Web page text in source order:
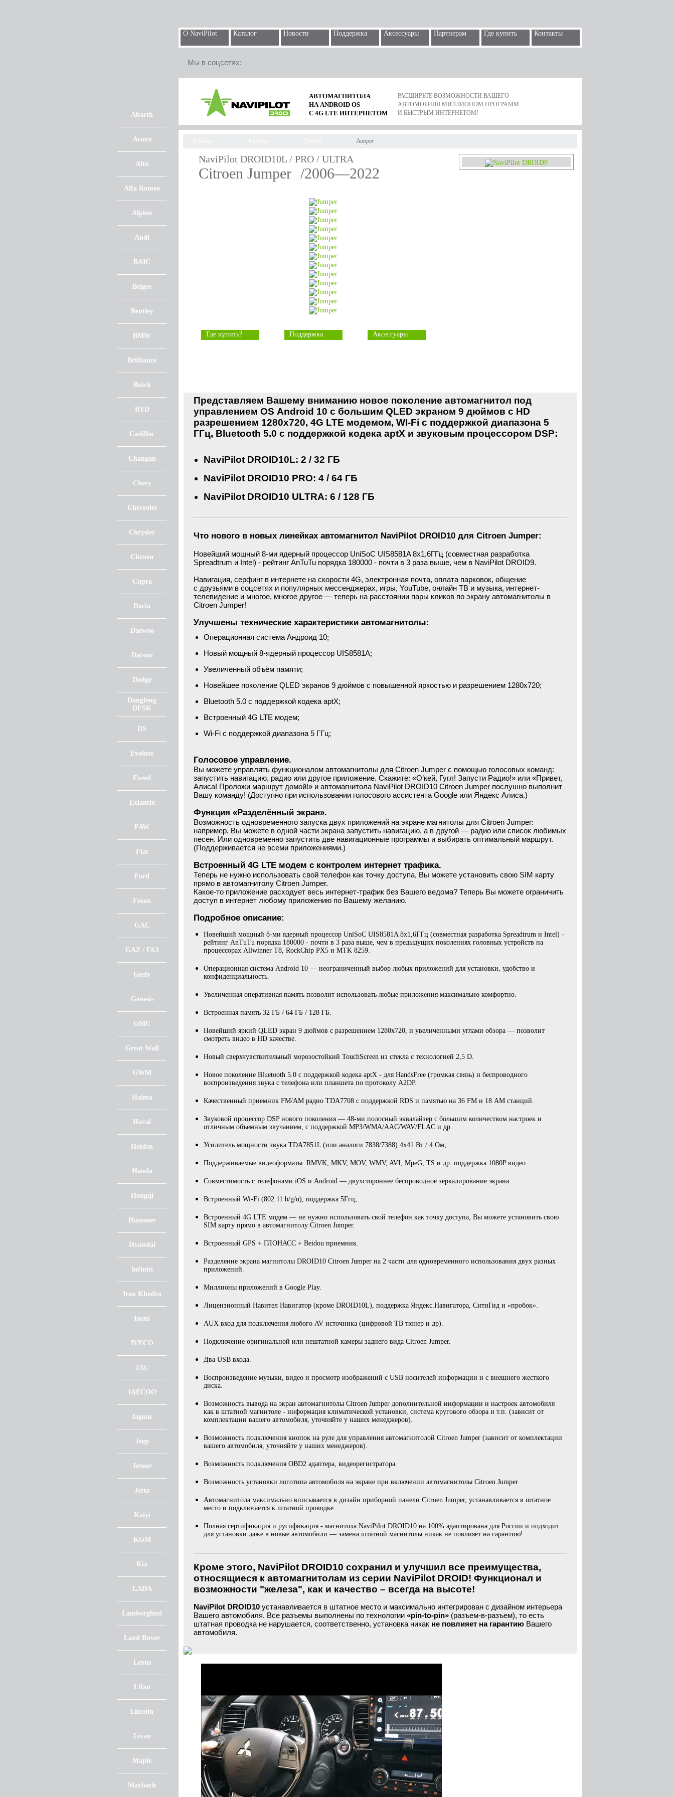
О NaviPilot Каталог Новости Поддержка Аксессуары Партнерам Где купить Контакты
Мы в соцсетях:
Abarth
Acura
Aito
Alfa Romeo
Alpine
Audi
BAIC
Belgee
Bentley
BMW
Brilliance
Buick
BYD
Cadillac
Changan
Chery
Chevrolet
Chrysler
Citroen
Cupra
Dacia
Daewoo
Datsun
Dodge
Dongfeng
DFSK
DS
Evolute
Exeed
Exlantix
FAW
Fiat
Ford
Foton
GAC
GAZ / ГАЗ
Geely
Genesis
GMC
Great Wall
GWM
Haima
Haval
Holden
Honda
Hongqi
Hummer
Hyundai
Infiniti
Iran Khodro
Isuzu
IVECO
JAC
JAECOO
Jaguar
Jeep
Jetour
Jetta
Kaiyi
KGM
Kia
LADA
Lamborghini
Land Rover
Lexus
Lifan
Lincoln
Livan
Maple
Maybach
АВТОМАГНИТОЛА
НА ANDROID OS
С 4G LTE ИНТЕРНЕТОМ
РАСШИРЬТЕ ВОЗМОЖНОСТИ ВАШЕГО
АВТОМОБИЛЯ МИЛЛИОНОМ ПРОГРАММ
И БЫСТРЫМ ИНТЕРНЕТОМ!
Jumper
NaviPilot DROID10L / PRO / ULTRA
Citroen Jumper /2006—2022
Где купить? Поддержка Аксессуары
Представляем Вашему вниманию новое поколение автомагнитол под
управлением OS Android 10 с большим QLED экраном 9 дюймов с HD
разрешением 1280x720, 4G LTE модемом, WI-Fi с поддержкой диапазона 5
ГГц, Bluetooth 5.0 с поддержкой кодека aptX и звуковым процессором DSP:
NaviPilot DROID10L: 2 / 32 ГБ
NaviPilot DROID10 PRO: 4 / 64 ГБ
NaviPilot DROID10 ULTRA: 6 / 128 ГБ
Что нового в новых линейках автомагнитол NaviPilot DROID10 для Citroen Jumper:
Новейший мощный 8-ми ядерный процессор UniSoC UIS8581A 8х1,6ГГц (совместная разработка
Spreadtrum и Intel) - рейтинг AnTuTu порядка 180000 - почти в 3 раза выше, чем в NaviPilot DROID9.
Навигация, серфинг в интернете на скорости 4G, электронная почта, оплата парковок, общение
с друзьями в соцсетях и популярных мессенджерах, игры, YouTube, онлайн ТВ и музыка, интернет-
телевидение и многое, многое другое — теперь на расстоянии пары кликов по экрану автомагнитолы в
Citroen Jumper!
Улучшены технические характеристики автомагнитолы:
Операционная система Андроид 10;
Новый мощный 8-ядерный процессор UIS8581A;
Увеличенный объём памяти;
Новейшее поколение QLED экранов 9 дюймов с повышенной яркостью и разрешением 1280x720;
Bluetooth 5.0 с поддержкой кодека aptX;
Встроенный 4G LTE модем;
Wi-Fi с поддержкой диапазона 5 ГГц;
Голосовое управление.
Вы можете управлять функционалом автомагнитолы для Citroen Jumper с помощью голосовых команд:
запустить навигацию, радио или другое приложение. Скажите: «О’кей, Гугл! Запусти Радио!» или «Привет,
Алиса! Проложи маршрут домой!» и автомагнитола NaviPilot DROID10 Citroen Jumper послушно выполнит
Вашу команду! (Доступно при использовании голосового ассистента Google или Яндекс Алиса.)
Функция «Разделённый экран».
Возможность одновременного запуска двух приложений на экране магнитолы для Citroen Jumper:
например, Вы можете в одной части экрана запустить навигацию, а в другой — радио или список любимых
песен. Или одновременно запустить две навигационные программы и выбирать оптимальный маршрут.
(Поддерживается не всеми приложениями.)
Встроенный 4G LTE модем с контролем интернет трафика.
Теперь не нужно использовать свой телефон как точку доступа, Вы можете установить свою SIM карту
прямо в автомагнитолу Citroen Jumper.
Какое-то приложение расходует весь интернет-трафик без Вашего ведома? Теперь Вы можете ограничить
доступ в интернет любому приложению по Вашему желанию.
Подробное описание:
Новейший мощный 8-ми ядерный процессор UniSoC UIS8581A 8х1,6ГГц (совместная разработка Spreadtrum и Intel) -
рейтинг AnTuTu порядка 180000 - почти в 3 раза выше, чем в предыдущих поколениях головных устройств на
процессорах Allwinner T8, RockChip PX5 и MTK 8259.
Операционная система Android 10 — неограниченный выбор любых приложений для установки, удобство и
конфиденциальность.
Увеличенная оперативная память позволит использовать любые приложения максимально комфортно.
Встроенная память 32 ГБ / 64 ГБ / 128 ГБ.
Новейший яркий QLED экран 9 дюймов с разрешением 1280х720, и увеличенными углами обзора — позволит
смотреть видео в HD качестве.
Новый сверхчувствительный морозостойкий TouchScreen из стекла с технологией 2,5 D.
Новое поколение Bluetooth 5.0 с поддержкой кодека aptX - для HandsFree (громкая связь) и беспроводного
воспроизведения звука с телефона или планшета по протоколу A2DP.
Качественный приемник FM/AM радио TDA7708 с поддержкой RDS и памятью на 36 FM и 18 AM станций.
Звуковой процессор DSP нового поколения — 48-ми полосный эквалайзер с большим количеством настроек и
отличным объемным звучанием, с поддержкой MP3/WMA/AAC/WAV/FLAC и др.
Усилитель мощности звука TDA7851L (или аналоги 7838/7388) 4x41 Вт / 4 Ом;
Поддерживаемые видеоформаты: RMVK, MKV, MOV, WMV, AVI, MpeG, TS и др. поддержка 1080P видео.
Совместимость с телефонами iOS и Android — двухстороннее беспроводное зеркалирование экрана.
Встроенный Wi-Fi (802.11 b/g/n), поддержка 5Ггц;
Встроенный 4G LTE модем — не нужно использовать свой телефон как точку доступа, Вы можете установить свою
SIM карту прямо в автомагнитолу Citroen Jumper.
Встроенный GPS + ГЛОНАСС + Beidou приемник.
Разделение экрана магнитолы DROID10 Citroen Jumper на 2 части для одновременного использования двух разных
приложений.
Миллионы приложений в Google Play.
Лицензионный Навител Навигатор (кроме DROID10L), поддержка Яндекс.Навигатора, СитиГид и «пробок».
AUX вход для подключения любого AV источника (цифровой ТВ тюнер и др).
Подключение оригинальной или нештатной камеры заднего вида Citroen Jumper.
Два USB входа.
Воспроизведение музыки, видео и просмотр изображений с USB носителей информации и с внешнего жесткого
диска.
Возможность вывода на экран автомагнитолы Citroen Jumper дополнительной информации и настроек автомобиля
как в штатной магнитоле - информация климатической установки, система кругового обзора и т.п. (зависит от
комплектации вашего автомобиля, уточняйте у наших менеджеров).
Возможность подключения кнопок на руле для управления автомагнитолой Citroen Jumper (зависит от комплектации
вашего автомобиля, уточняйте у наших менеджеров).
Возможность подключения OBD2 адаптера, видеорегистратора.
Возможность установки логотипа автомобиля на экране при включении автомагнитолы Citroen Jumper.
Автомагнитола максимально вписывается в дизайн приборной панели Citroen Jumper, устанавливается в штатное
место и подключается к штатной проводке.
Полная сертификация и русификация - магнитола NaviPilot DROID10 на 100% адаптирована для России и подходит
для установки даже в новые автомобили — замена штатной магнитолы никак не повлияет на гарантию!
Кроме этого, NaviPilot DROID10 сохранил и улучшил все преимущества,
относящиеся к автомагнитолам из серии NaviPilot DROID! Функционал и
возможности "железа", как и качество – всегда на высоте!
NaviPilot DROID10 устанавливается в штатное место и максимально интегрирован с дизайном интерьера
Вашего автомобиля. Все разъемы выполнены по технологии «pin-to-pin» (разъем-в-разъем), то есть
штатная проводка не нарушается, соответственно, установка никак не повлияет на гарантию Вашего
автомобиля.